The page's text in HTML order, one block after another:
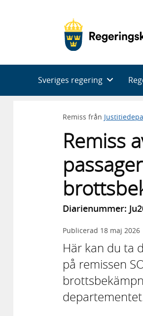
Sveriges regering
Remiss från
Remiss
Diarienummer:
Publicerad 18 maj 2026
Här kan du ta
på remissen